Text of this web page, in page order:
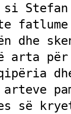
si
dhe
arta
së